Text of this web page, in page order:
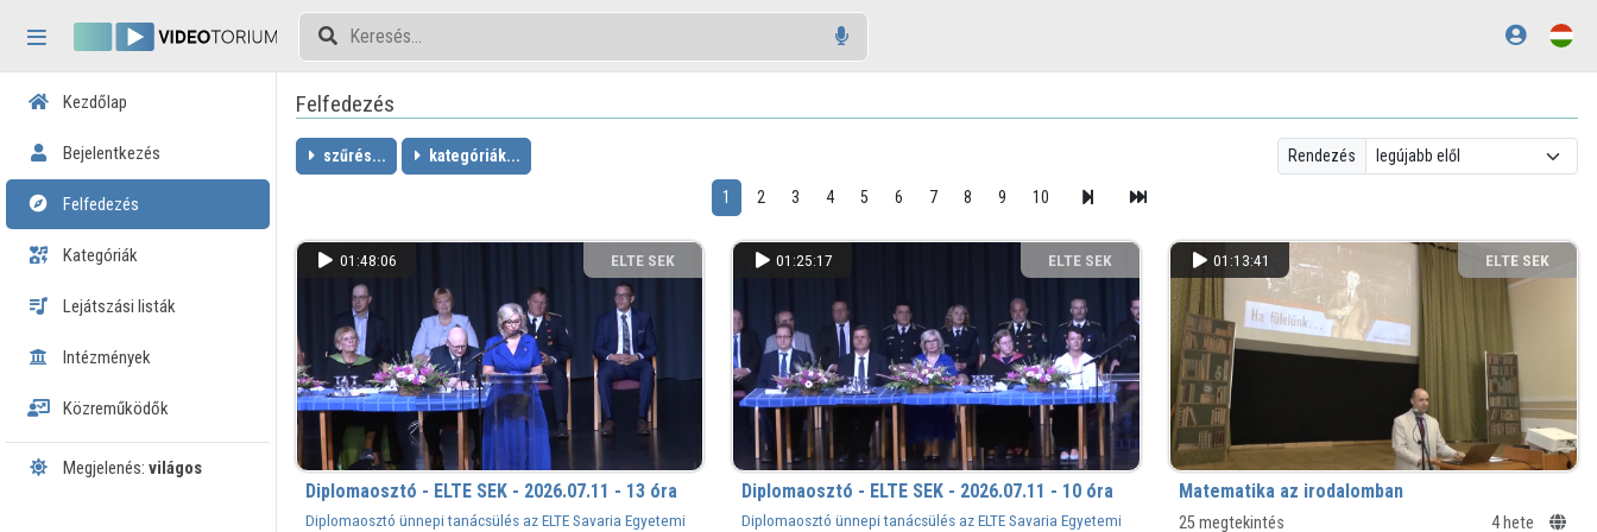
Tartalom kihagyása
Kezdőlap
Bejelentkezés
Felfedezés
Kategóriák
Lejátszási listák
Intézmények
Közreműködők
Megjelenés: világos
Felfedezés
szűrés... kategóriák... Rendezés
1 2 3 4 5 6 7 8 9 10
01:48:06
ELTE SEK
KÖNYVTÁRA
Diplomaosztó - ELTE SEK - 2026.07.11 - 13 óra
Diplomaosztó ünnepi tanácsülés az ELTE Savaria Egyetemi
01:25:17
ELTE SEK
KÖNYVTÁRA
Diplomaosztó - ELTE SEK - 2026.07.11 - 10 óra
Diplomaosztó ünnepi tanácsülés az ELTE Savaria Egyetemi
01:13:41
ELTE SEK
KÖNYVTÁRA
Matematika az irodalomban
25 megtekintés 4 hete